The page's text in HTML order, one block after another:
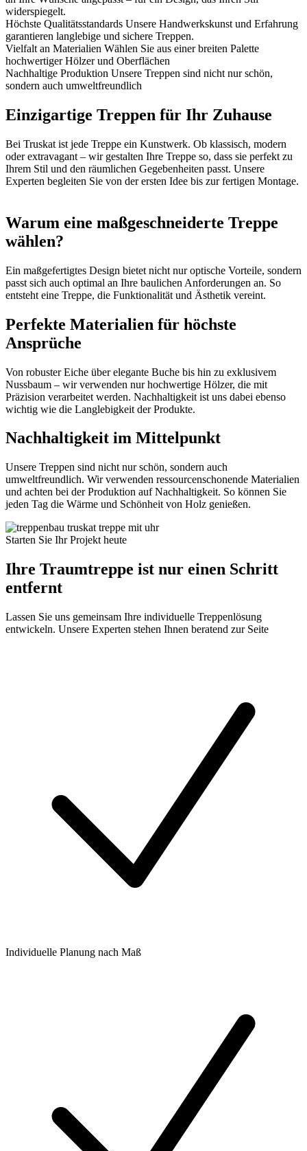
widerspiegelt.
Höchste Qualitätsstandards Unsere Handwerkskunst und Erfahrung
garantieren langlebige und sichere Treppen.
Vielfalt an Materialien Wählen Sie aus einer breiten Palette
hochwertiger Hölzer und Oberflächen
Nachhaltige Produktion Unsere Treppen sind nicht nur schön,
sondern auch umweltfreundlich
Einzigartige Treppen für Ihr Zuhause
Bei Truskat ist jede Treppe ein Kunstwerk. Ob klassisch, modern
oder extravagant – wir gestalten Ihre Treppe so, dass sie perfekt zu
Ihrem Stil und den räumlichen Gegebenheiten passt. Unsere
Experten begleiten Sie von der ersten Idee bis zur fertigen Montage.
Warum eine maßgeschneiderte Treppe
wählen?
Ein maßgefertigtes Design bietet nicht nur optische Vorteile, sondern
passt sich auch optimal an Ihre baulichen Anforderungen an. So
entsteht eine Treppe, die Funktionalität und Ästhetik vereint.
Perfekte Materialien für höchste
Ansprüche
Von robuster Eiche über elegante Buche bis hin zu exklusivem
Nussbaum – wir verwenden nur hochwertige Hölzer, die mit
Präzision verarbeitet werden. Nachhaltigkeit ist uns dabei ebenso
wichtig wie die Langlebigkeit der Produkte.
Nachhaltigkeit im Mittelpunkt
Unsere Treppen sind nicht nur schön, sondern auch
umweltfreundlich. Wir verwenden ressourcenschonende Materialien
und achten bei der Produktion auf Nachhaltigkeit. So können Sie
jeden Tag die Wärme und Schönheit von Holz genießen.
Starten Sie Ihr Projekt heute
Ihre Traumtreppe ist nur einen Schritt
entfernt
Lassen Sie uns gemeinsam Ihre individuelle Treppenlösung
entwickeln. Unsere Experten stehen Ihnen beratend zur Seite
Individuelle Planung nach Maß